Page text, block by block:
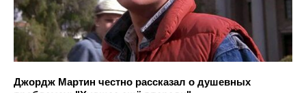
Джордж Мартин честно рассказал о душевных